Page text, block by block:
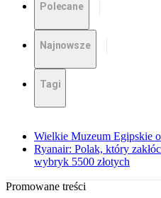
Polecane
Najnowsze
Tagi
Wielkie Muzeum Egipskie
Ryanair: Polak, który
wybryk 5500 złotych
Promowane treści